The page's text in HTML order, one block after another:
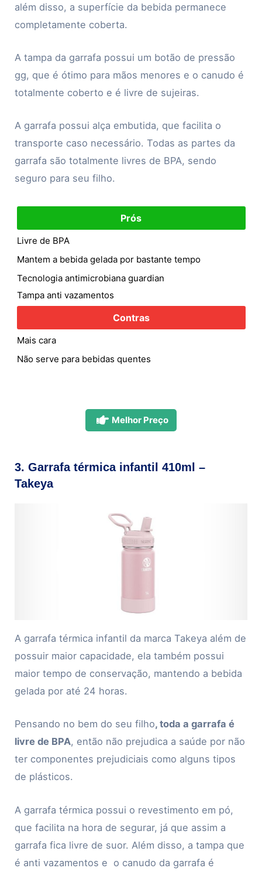
além disso, a superfície da bebida permanece
completamente coberta.
A tampa da garrafa possui um botão de pressão
gg, que é ótimo para mãos menores e o canudo é
totalmente coberto e é livre de sujeiras.
A garrafa possui alça embutida, que facilita o
transporte caso necessário. Todas as partes da
garrafa são totalmente livres de BPA, sendo
seguro para seu filho.
Prós
Livre de BPA
Mantem a bebida gelada por bastante tempo
Tecnologia antimicrobiana guardian
Tampa anti vazamentos
Contras
Mais cara
Não serve para bebidas quentes
Melhor Preço
3. Garrafa térmica infantil 410ml –
Takeya
A garrafa térmica infantil da marca Takeya além de
possuir maior capacidade, ela também possui
maior tempo de conservação, mantendo a bebida
gelada por até 24 horas.
Pensando no bem do seu filho, toda a garrafa é
livre de BPA, então não prejudica a saúde por não
ter componentes prejudiciais como alguns tipos
de plásticos.
A garrafa térmica possui o revestimento em pó,
que facilita na hora de segurar, já que assim a
garrafa fica livre de suor. Além disso, a tampa que
é anti vazamentos e o canudo da garrafa é